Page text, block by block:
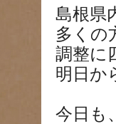
島根県
多くの
調整に
明日か
今日も